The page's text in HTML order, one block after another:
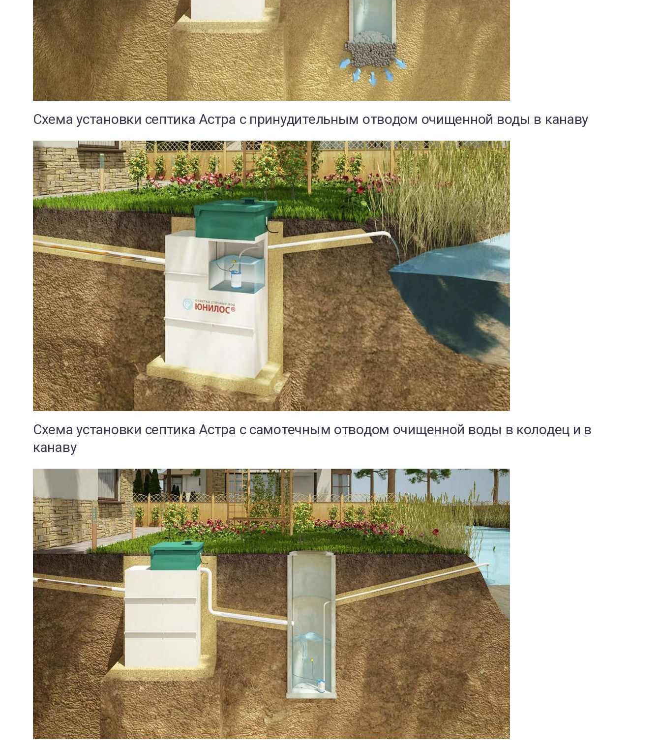
Схема установки септика Астра с принудительным отводом очищенной воды в канаву
Схема установки септика Астра с самотечным отводом очищенной воды в колодец и в
канаву